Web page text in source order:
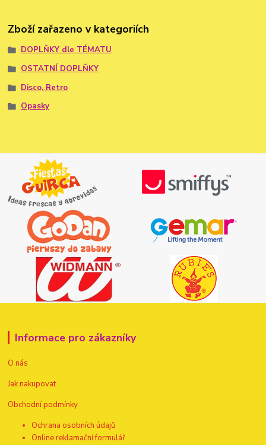
Zboží zařazeno v kategoriích
DOPLŇKY dle TÉMATU
OSTATNÍ DOPLŇKY
Disco, Retro
Opasky
Informace pro zákazníky
O nás
Jak nakupovat
Obchodní podmínky
Ochrana osobních údajů
Online reklamační formulář